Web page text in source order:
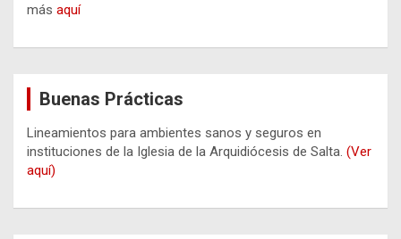
más aquí
Buenas Prácticas
Lineamientos para ambientes sanos y seguros en
instituciones de la Iglesia de la Arquidiócesis de Salta. (Ver
aquí)